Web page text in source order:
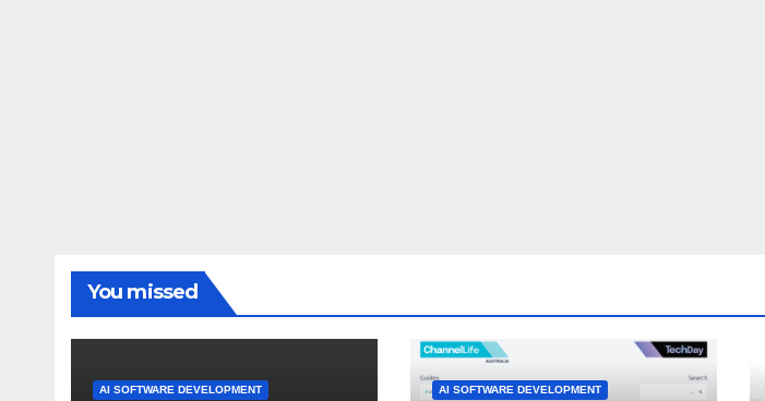
You missed
AI SOFTWARE DEVELOPMENT AI SOFTWARE DEVELOPMENT